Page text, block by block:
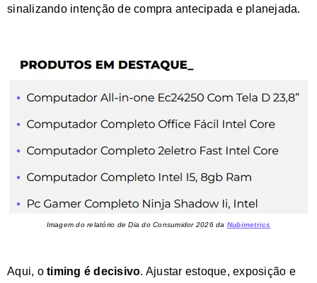
sinalizando intenção de compra antecipada e planejada.
Imagem do relatório de Dia do Consumidor 2026 da Nubimetrics
Aqui, o timing é decisivo. Ajustar estoque, exposição e